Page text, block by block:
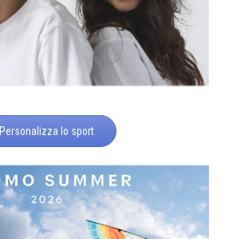
Personalizza lo sport